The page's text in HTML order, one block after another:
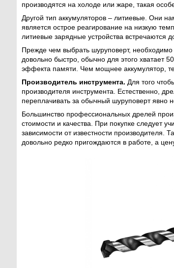
производятся на холоде или жаре, такая
Другой тип аккумуляторов – литиевые. Они
является острое реагирование на низкую
литиевые зарядные устройства встречаются
Прежде чем выбрать шуруповерт,
довольно быстро, обычно для этого хватает
эффекта памяти. Чем мощнее аккумулятор,
Производитель инструмента. Для того
производителя инструмента. Естественно,
переплачивать за обычный шуруповерт явно
Большинство профессиональных дрелей
стоимости и качества. При покупке следует
зависимости от известности
довольно редко пригождаются в работе, а